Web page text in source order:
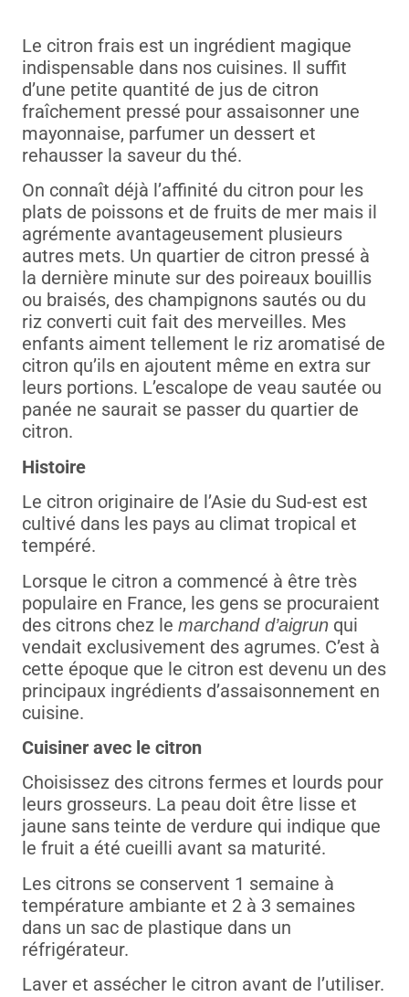
Le citron frais est un ingrédient magique
indispensable dans nos cuisines. Il suffit
d’une petite quantité de jus de citron
fraîchement pressé pour assaisonner une
mayonnaise, parfumer un dessert et
rehausser la saveur du thé.
On connaît déjà l’affinité du citron pour les
plats de poissons et de fruits de mer mais il
agrémente avantageusement plusieurs
autres mets. Un quartier de citron pressé à
la dernière minute sur des poireaux bouillis
ou braisés, des champignons sautés ou du
riz converti cuit fait des merveilles. Mes
enfants aiment tellement le riz aromatisé de
citron qu’ils en ajoutent même en extra sur
leurs portions. L’escalope de veau sautée ou
panée ne saurait se passer du quartier de
citron.
Histoire
Le citron originaire de l’Asie du Sud-est est
cultivé dans les pays au climat tropical et
tempéré.
Lorsque le citron a commencé à être très
populaire en France, les gens se procuraient
des citrons chez le marchand d’aigrun qui
vendait exclusivement des agrumes. C’est à
cette époque que le citron est devenu un des
principaux ingrédients d’assaisonnement en
cuisine.
Cuisiner avec le citron
Choisissez des citrons fermes et lourds pour
leurs grosseurs. La peau doit être lisse et
jaune sans teinte de verdure qui indique que
le fruit a été cueilli avant sa maturité.
Les citrons se conservent 1 semaine à
température ambiante et 2 à 3 semaines
dans un sac de plastique dans un
réfrigérateur.
Laver et assécher le citron avant de l’utiliser.